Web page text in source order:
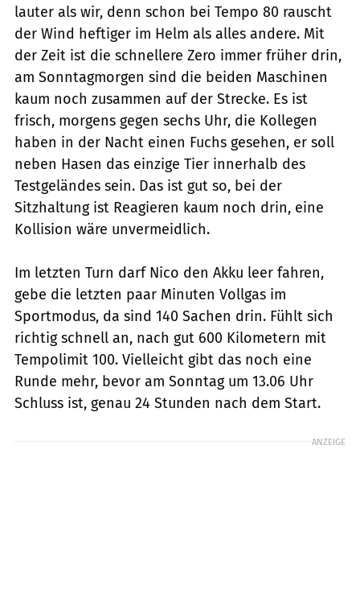
lauter als wir, denn schon bei Tempo 80 rauscht
der Wind heftiger im Helm als alles andere. Mit
der Zeit ist die schnellere Zero immer früher drin,
am Sonntagmorgen sind die beiden Maschinen
kaum noch zusammen auf der Strecke. Es ist
frisch, morgens gegen sechs Uhr, die Kollegen
haben in der Nacht einen Fuchs gesehen, er soll
neben Hasen das einzige Tier innerhalb des
Testgeländes sein. Das ist gut so, bei der
Sitzhaltung ist Reagieren kaum noch drin, eine
Kollision wäre unvermeidlich.
Im letzten Turn darf Nico den Akku leer fahren,
gebe die letzten paar Minuten Vollgas im
Sportmodus, da sind 140 Sachen drin. Fühlt sich
richtig schnell an, nach gut 600 Kilometern mit
Tempolimit 100. Vielleicht gibt das noch eine
Runde mehr, bevor am Sonntag um 13.06 Uhr
Schluss ist, genau 24 Stunden nach dem Start.
ANZEIGE